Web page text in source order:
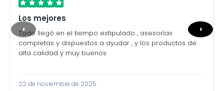
Los mejores
Todo llegó en el tiempo estipulado , asesorías
completas y dispuestos a ayudar , y los productos de
alta calidad y muy buenos
22 de noviembre de 2025
‹ ›